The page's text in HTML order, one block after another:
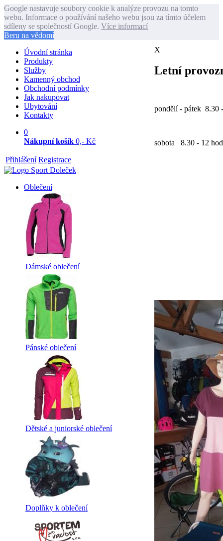
Google nastavuje soubory cookie k analýze provozu na tomto
webu. Informace o používání našeho webu jsou za tímto účelem
sdíleny se společností Google. Více informací
Beru na vědomí
X
Letní
pondělí - pátek 8.30
sobota 8.30 - 12 hod
Úvodní stránka
Produkty
Služby
Kamenný obchod
Obchodní podmínky
Jak nakupovat
Ubytování
Kontakty
0
Nákupní košík 0,- Kč
Přihlášení Registrace
Oblečení
Dámské oblečení
Pánské oblečení
Dětské a juniorské oblečení
Doplňky k oblečení